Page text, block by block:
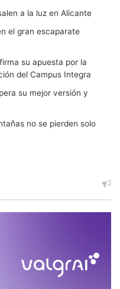
a la luz en Alicante
el gran escaparate
su apuesta por la
del Campus Integra
su mejor versión y
no se pierden solo